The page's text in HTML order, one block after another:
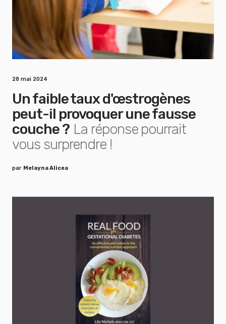
28 mai 2024
Un faible taux d'œstrogènes
peut-il provoquer une fausse
couche ? La réponse pourrait
vous surprendre !
par Melayna Alicea